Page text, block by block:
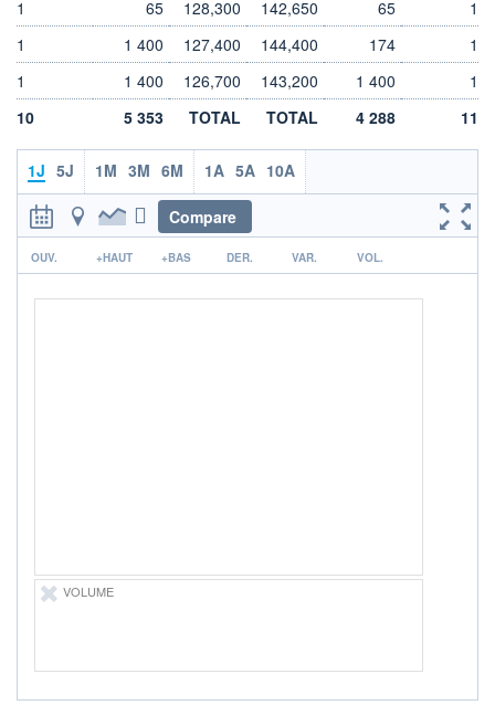
DIVIDENDE
0,00 EUR
DERNIER
DIVIDENDE
-
PROCHAIN
DIVIDENDE
ÉLIGIBILITÉ
Non éligible
Boursobank
+ PORTEFEUILLE
1
65 128,300 142,650 65
1
1
1 400 127,400 144,400 174
1
1
1 400 126,700 143,200 1 400
1
10
5 353 TOTAL TOTAL 4 288 11
1J 5J 1M 3M 6M 1A 5A 10A
Compare
r
OUV. +HAUT +BAS DER. VAR. VOL.
VOLUME